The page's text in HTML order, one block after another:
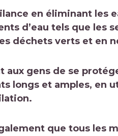
en éliminant les
d’eau tels que les
déchets verts et en
aux gens de se
longs et amples, en
que tous les